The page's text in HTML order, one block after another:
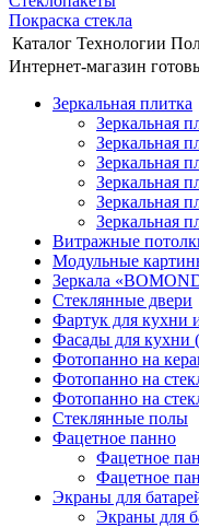
Покраска стекла
Каталог Технологии
Интернет-магазин
Зеркальная плитка
Зеркальная
Зеркальная
Зеркальная
Зеркальная
Зеркальная
Зеркальная
Витражные
Модульные
Зеркала
Стеклянные двери
Фартук для кухни
Фасады для кухни
Фотопанно на
Фотопанно на
Фотопанно на
Стеклянные полы
Фацетное панно
Фацетное
Фацетное
Экраны для
Экраны для